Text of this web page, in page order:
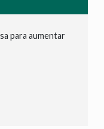
para aumentar